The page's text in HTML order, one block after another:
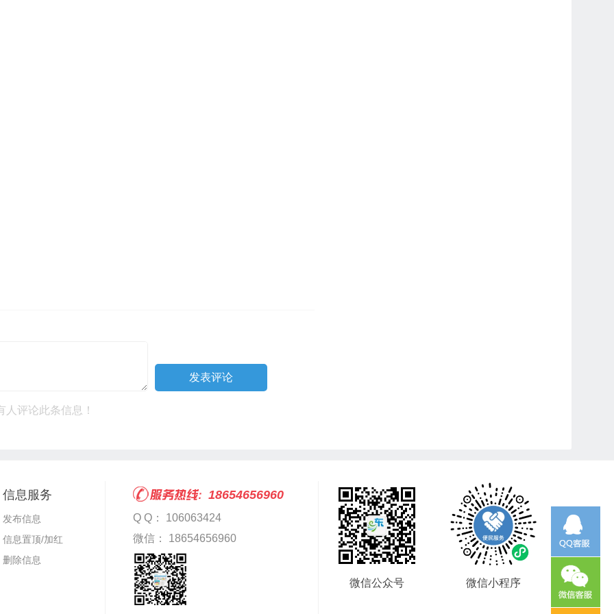
人评论此条信息！
信息服务
发布信息
信息置顶/加红
删除信息
18654656960
Q Q： 106063424
微信： 18654656960
微信公众号 微信小程序